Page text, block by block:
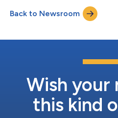
tätig sind, Steuer- und
jahrzehntelange Markterfahrung
Ansatz, dessen Schwerpunkt auf d...
Back to Newsroom
Wish your
this kind